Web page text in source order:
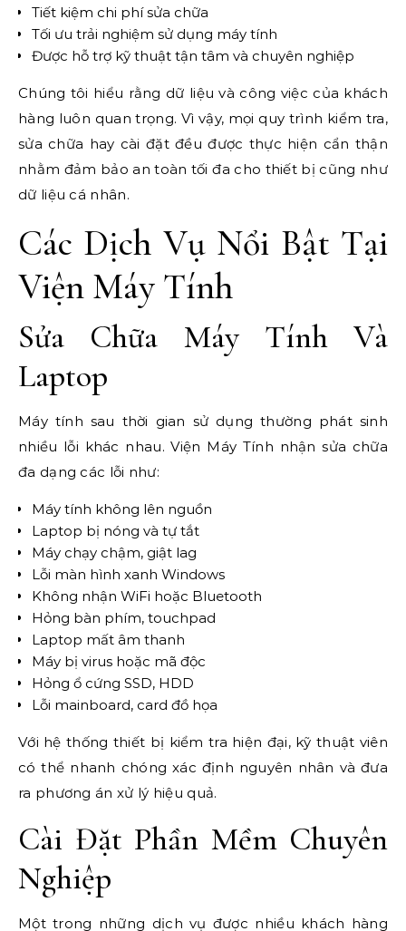
Tiết kiệm chi phí sửa chữa
Tối ưu trải nghiệm sử dụng máy tính
Được hỗ trợ kỹ thuật tận tâm và chuyên nghiệp
Chúng tôi hiểu rằng dữ liệu và công việc của khách
hàng luôn quan trọng. Vì vậy, mọi quy trình kiểm tra,
sửa chữa hay cài đặt đều được thực hiện cẩn thận
nhằm đảm bảo an toàn tối đa cho thiết bị cũng như
dữ liệu cá nhân.
Các Dịch Vụ Nổi Bật Tại
Viện Máy Tính
Sửa Chữa Máy Tính Và
Laptop
Máy tính sau thời gian sử dụng thường phát sinh
nhiều lỗi khác nhau. Viện Máy Tính nhận sửa chữa
đa dạng các lỗi như:
Máy tính không lên nguồn
Laptop bị nóng và tự tắt
Máy chạy chậm, giật lag
Lỗi màn hình xanh Windows
Không nhận WiFi hoặc Bluetooth
Hỏng bàn phím, touchpad
Laptop mất âm thanh
Máy bị virus hoặc mã độc
Hỏng ổ cứng SSD, HDD
Lỗi mainboard, card đồ họa
Với hệ thống thiết bị kiểm tra hiện đại, kỹ thuật viên
có thể nhanh chóng xác định nguyên nhân và đưa
ra phương án xử lý hiệu quả.
Cài Đặt Phần Mềm Chuyên
Nghiệp
Một trong những dịch vụ được nhiều khách hàng